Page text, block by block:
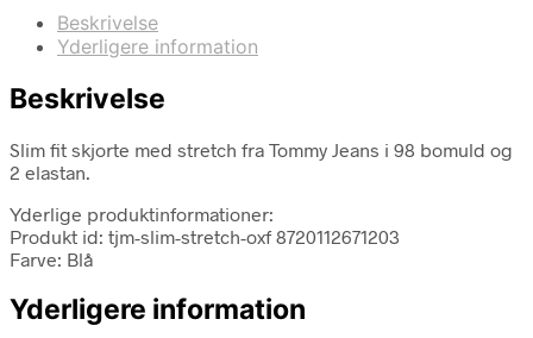
Beskrivelse
Yderligere information
Beskrivelse
Slim fit skjorte med stretch fra Tommy Jeans i 98 bomuld og
2 elastan.
Yderlige produktinformationer:
Produkt id: tjm-slim-stretch-oxf 8720112671203
Farve: Blå
Yderligere information